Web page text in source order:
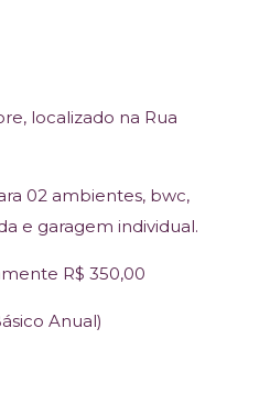
localizado na Rua
02 ambientes, bwc,
e garagem individual.
R$ 350,00
Anual)